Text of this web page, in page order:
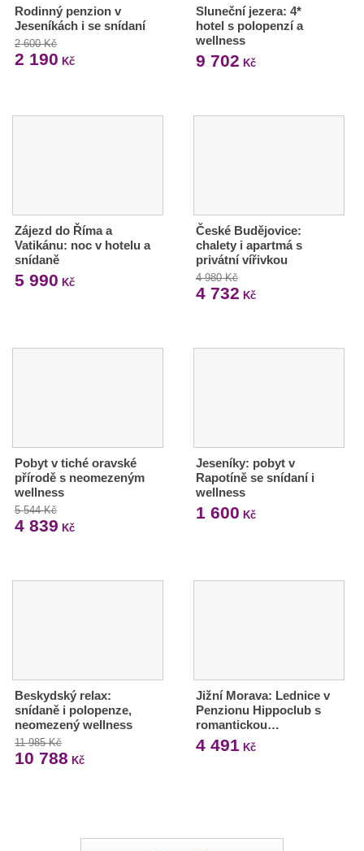
Rodinný penzion v
Jeseníkách i se snídaní
2 600 Kč
2 190 Kč
Sluneční jezera: 4*
hotel s polopenzí a
wellness
9 702 Kč
Zájezd do Říma a
Vatikánu: noc v hotelu a
snídaně
5 990 Kč
České Budějovice:
chalety i apartmá s
privátní vířivkou
4 980 Kč
4 732 Kč
Pobyt v tiché oravské
přírodě s neomezeným
wellness
5 544 Kč
4 839 Kč
Jeseníky: pobyt v
Rapotíně se snídaní i
wellness
1 600 Kč
Beskydský relax:
snídaně i polopenze,
neomezený wellness
11 985 Kč
10 788 Kč
Jižní Morava: Lednice v
Penzionu Hippoclub s
romantickou…
4 491 Kč